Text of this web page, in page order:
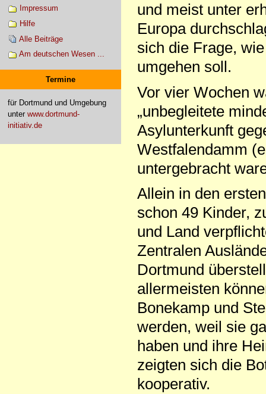
Impressum
Hilfe
Alle Beiträge
Am deutschen Wesen ...
Termine
für Dortmund und Umgebung
unter www.dortmund-
initiativ.de
und meist unter
Europa
sich die Frage,
umgehen soll.
Vor vier Wochen
„unbegleitete
Asylunterkunft
Westfalendamm
untergebracht
Allein in den
schon 49 Kinder,
und Land
Zentralen
Dortmund
allermeisten
Bonekamp und
werden, weil sie
haben und ihre
zeigten sich die
kooperativ.